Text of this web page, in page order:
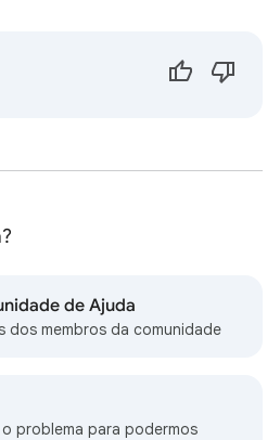
de Ajuda
dos membros da comunidade
problema para podermos